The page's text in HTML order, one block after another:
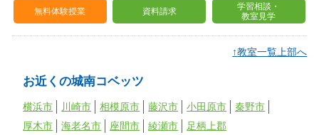
無料体験授業 資料請求
学習相談・
教室見学
↑教室一覧上部へ
お近くの城南コベッツ
横浜市 川崎市 相模原市 藤沢市 小田原市
秦野市
厚木市
海老名市 座間市 綾瀬市 足柄上郡